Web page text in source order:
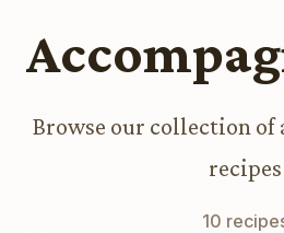
Browse our collection of
recipes
10